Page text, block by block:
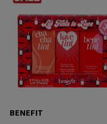
BENEFIT